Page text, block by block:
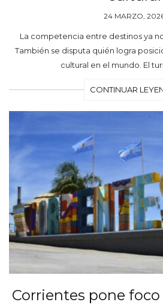
24 MARZO,
La competencia entre destinos ya
También se disputa quién logra
cultural en el mundo. El
CONTINUAR
Corrientes pone